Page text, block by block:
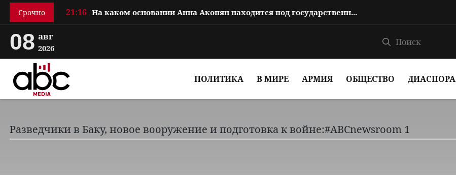
Срочно 21:16 На каком основании Анна Акопян находится под государственной защитой?
08 авг
2026
ПОЛИТИКА В МИРЕ АРМИЯ ОБЩЕСТВО ДИАСПОРА
Разведчики в Баку, новое вооружение и подготовка к войне:#ABCnewsroom 1